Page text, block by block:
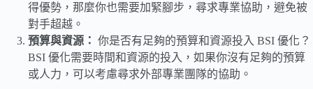
得優勢，那麼你也需要加緊腳步，尋求專業協助，避免被
對手超越。
預算與資源： 你是否有足夠的預算和資源投入 BSI 優化？
BSI 優化需要時間和資源的投入，如果你沒有足夠的預算
或人力，可以考慮尋求外部專業團隊的協助。